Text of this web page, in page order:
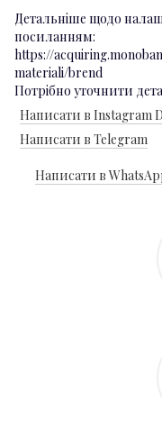
Детальніше щодо
посиланням:
https://
materiali/brend
Потрібно уточнити
Написати в Instagram
Написати в Telegram
Написати в